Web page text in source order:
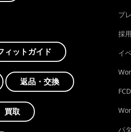
ィットガイド
返品・交換
買取
プ
採
イ
パ